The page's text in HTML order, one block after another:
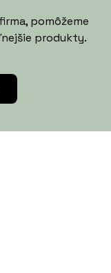
pomôžeme
produkty.